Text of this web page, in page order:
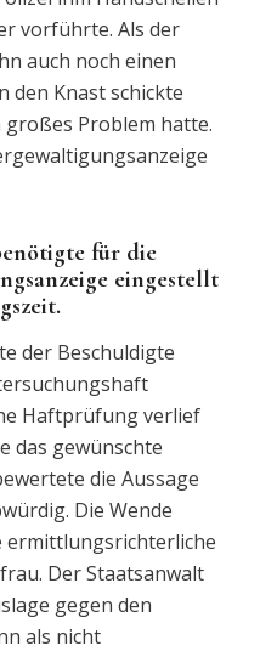
vorführte. Als der
auch noch einen
den Knast schickte
Problem hatte.
für die
eingestellt
der Beschuldigte
Haftprüfung verlief
das gewünschte
die Aussage
Die Wende
ermittlungsrichterliche
Der Staatsanwalt
gegen den
als nicht